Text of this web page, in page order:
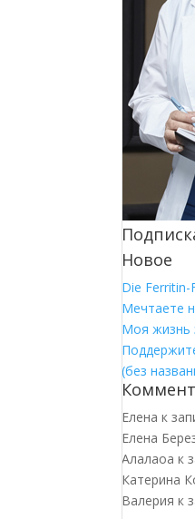
Новое
Die Ferritin-
Мечтаете
Моя жизнь
(без
Елена к
Елена
Алалаоа к
Катерина
Валерия к